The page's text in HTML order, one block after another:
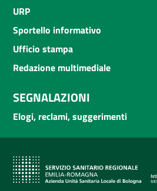
URP
Sportello informativo
Ufficio stampa
Redazione multimediale
SEGNALAZIONI
Elogi, reclami, suggerimenti